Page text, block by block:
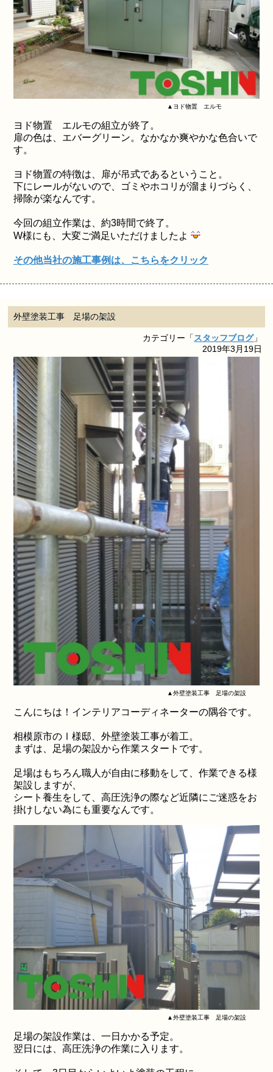
▲ヨド物置 エルモ
ヨド物置 エルモの組立が終了。
扉の色は、エバーグリーン。なかなか爽やかな色合いで
す。
ヨド物置の特徴は、扉が吊式であるということ。
下にレールがないので、ゴミやホコリが溜まりづらく、
掃除が楽なんです。
今回の組立作業は、約3時間で終了。
W様にも、大変ご満足いただけましたよ
その他当社の施工事例は、こちらをクリック
外壁塗装工事 足場の架設
カテゴリー「スタッフブログ」
2019年3月19日
▲外壁塗装工事 足場の架設
こんにちは！インテリアコーディネーターの隅谷です。
相模原市のⅠ様邸、外壁塗装工事が着工。
まずは、足場の架設から作業スタートです。
足場はもちろん職人が自由に移動をして、作業できる様
架設しますが、
シート養生をして、高圧洗浄の際など近隣にご迷惑をお
掛けしない為にも重要なんです。
▲外壁塗装工事 足場の架設
足場の架設作業は、一日かかる予定。
翌日には、高圧洗浄の作業に入ります。